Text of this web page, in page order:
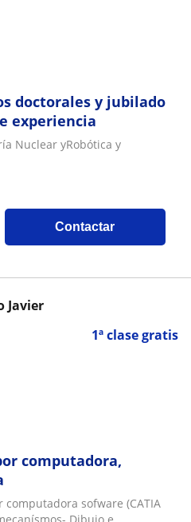
doctorales y jubilado
experiencia
Nuclear yRobótica y
Contactar
1ª clase gratis
Javier
computadora,
sofware (CATIA